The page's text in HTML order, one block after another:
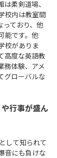
柔剣道場、
校内は教室間
っており、他
能です。他
校がありま
高度な英語教
務体験、アメ
グローバルな
行事が盛ん
して知られて
音にも負けな